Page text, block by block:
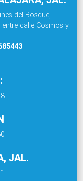
del Bosque,
entre calle Cosmos y
JAL.